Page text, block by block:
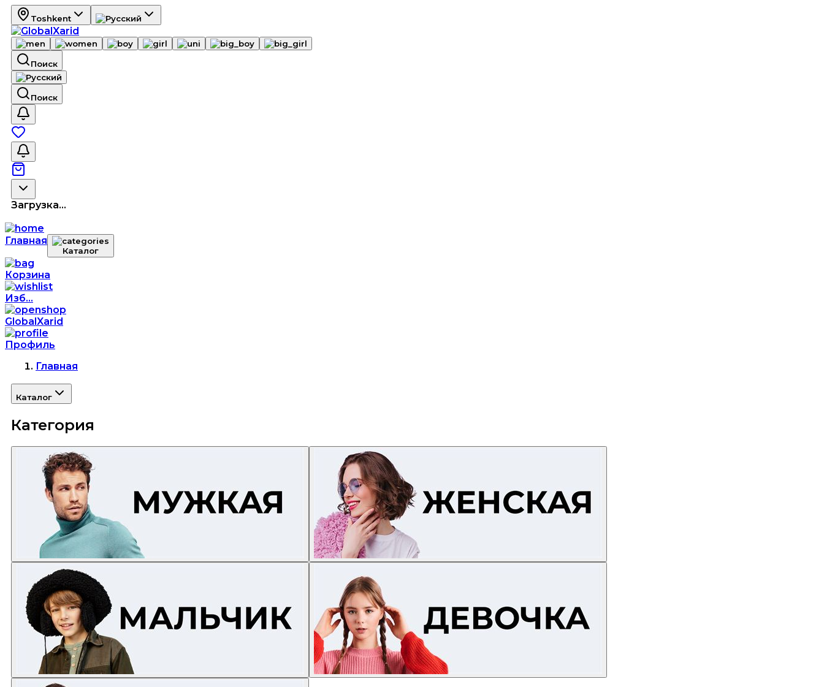
Toshkent
Поиск
Поиск
Загрузка...
Главная
Каталог
Корзина
Изб...
GlobalXarid
Профиль
Главная
Каталог
Категория